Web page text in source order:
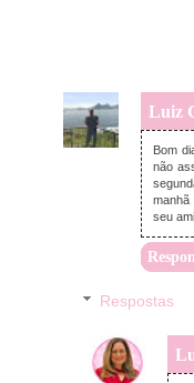
Luiz
Bom
não
manhã
seu
Respostas